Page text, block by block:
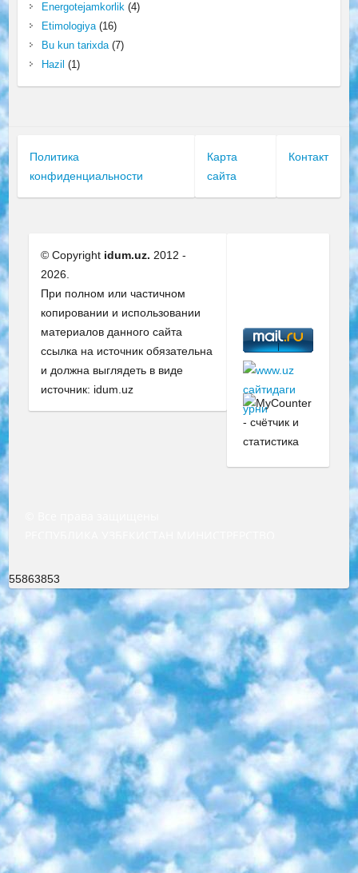
Energotejamkorlik(4)
Etimologiya(16)
Bu kun tarixda(7)
Hazil (1)
Политика
конфиденциальности
Карта
сайта
Контакт
© Copyright idum.uz. 2012 -
2026.
При полном или частичном
копировании и использовании
материалов данного сайта
ссылка на источник обязательна
и должна выглядеть в виде
источник: idum.uz
55863853